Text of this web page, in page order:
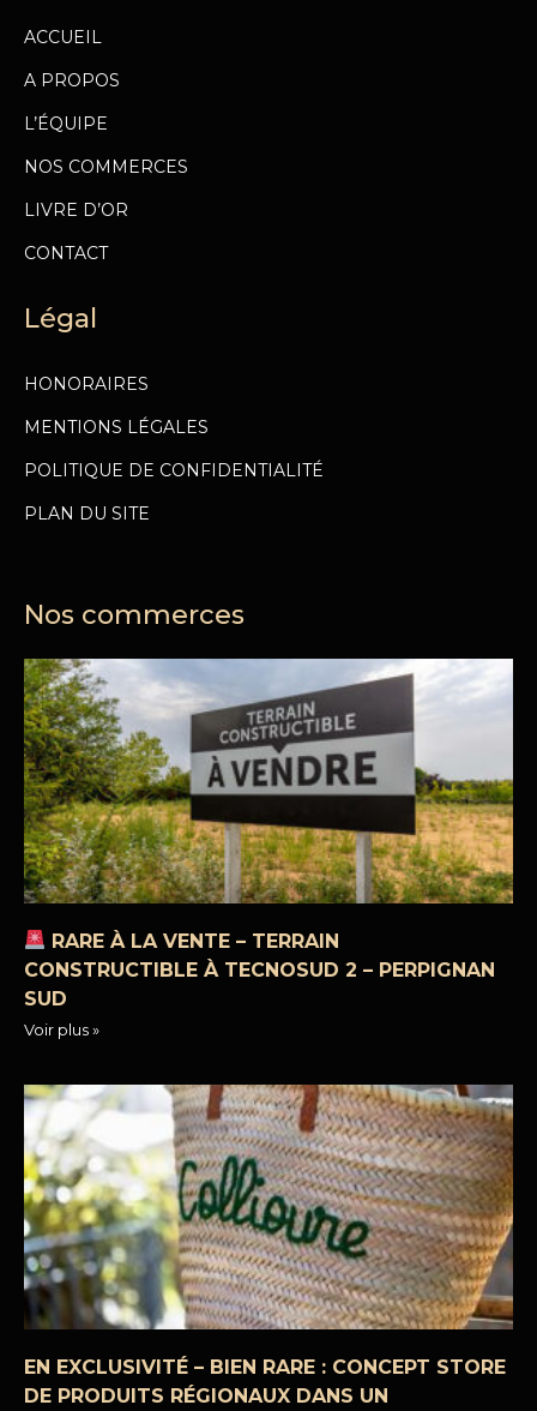
ACCUEIL
A PROPOS
L’ÉQUIPE
NOS COMMERCES
LIVRE D’OR
CONTACT
Légal
HONORAIRES
MENTIONS LÉGALES
POLITIQUE DE CONFIDENTIALITÉ
PLAN DU SITE
Nos commerces
RARE À LA VENTE – TERRAIN
CONSTRUCTIBLE À TECNOSUD 2 – PERPIGNAN
SUD
Voir plus »
EN EXCLUSIVITÉ – BIEN RARE : CONCEPT STORE
DE PRODUITS RÉGIONAUX DANS UN